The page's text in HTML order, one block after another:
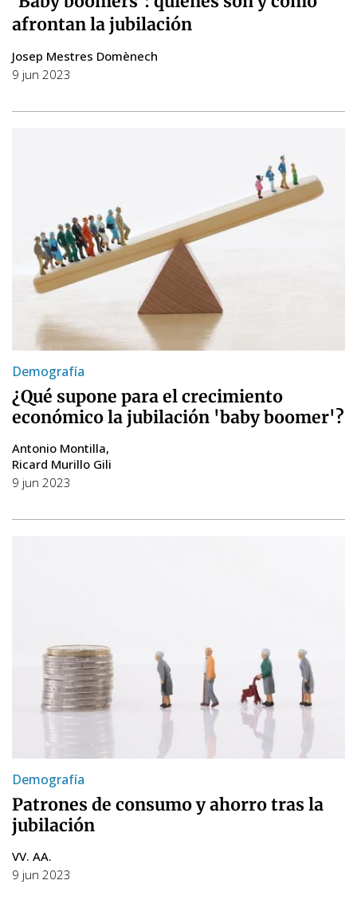
afrontan la jubilación
Josep Mestres Domènech
9 jun 2023
Demografía
¿Qué supone para el crecimiento
económico la jubilación 'baby boomer'?
Antonio Montilla
Ricard Murillo Gili
9 jun 2023
Demografía
Patrones de consumo y ahorro tras la
jubilación
VV. AA.
9 jun 2023